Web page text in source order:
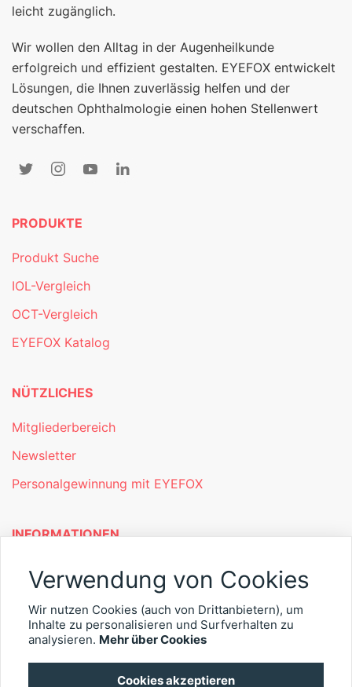
leicht zugänglich.
Wir wollen den Alltag in der Augenheilkunde
erfolgreich und effizient gestalten. EYEFOX entwickelt
Lösungen, die Ihnen zuverlässig helfen und der
deutschen Ophthalmologie einen hohen Stellenwert
verschaffen.
PRODUKTE
Produkt Suche
IOL-Vergleich
OCT-Vergleich
EYEFOX Katalog
NÜTZLICHES
Mitgliederbereich
Newsletter
Personalgewinnung mit EYEFOX
INFORMATIONEN
Was ist EYEFOX – Ihre Möglichkeiten
Kontakt
Verwendung von Cookies
Wir nutzen Cookies (auch von Drittanbietern), um
Inhalte zu personalisieren und Surfverhalten zu
analysieren. Mehr über Cookies
Cookies akzeptieren